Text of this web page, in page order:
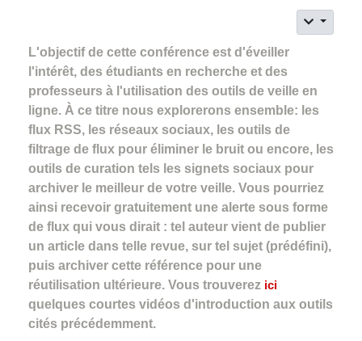
L'objectif de cette conférence est d'éveiller
l'intérêt, des étudiants en recherche et des
professeurs à l'utilisation des outils de veille en
ligne. À ce titre nous explorerons ensemble: les
flux RSS, les réseaux sociaux, les outils de
filtrage de flux pour éliminer le bruit ou encore, les
outils de curation tels les signets sociaux pour
archiver le meilleur de votre veille. Vous pourriez
ainsi recevoir gratuitement une alerte sous forme
de flux qui vous dirait : tel auteur vient de publier
un article dans telle revue, sur tel sujet (prédéfini),
puis archiver cette référence pour une
réutilisation ultérieure. Vous trouverez ici
quelques courtes vidéos d'introduction aux outils
cités précédemment.